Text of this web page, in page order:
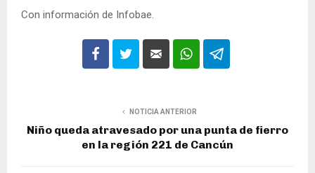
Con información de Infobae.
NOTICIA ANTERIOR
Niño queda atravesado por una punta de fierro
en la región 221 de Cancún